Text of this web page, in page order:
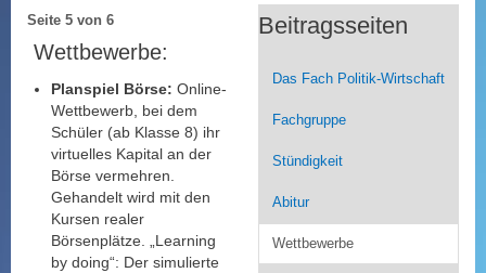
Beitragsseiten
Das Fach Politik-Wirtschaft
Fachgruppe
Stündigkeit
Abitur
Wettbewerbe
Seite 5 von 6
Wettbewerbe:
Planspiel Börse: Online-
Wettbewerb, bei dem
Schüler (ab Klasse 8) ihr
virtuelles Kapital an der
Börse vermehren.
Gehandelt wird mit den
Kursen realer
Börsenplätze. „Learning
by doing“: Der simulierte